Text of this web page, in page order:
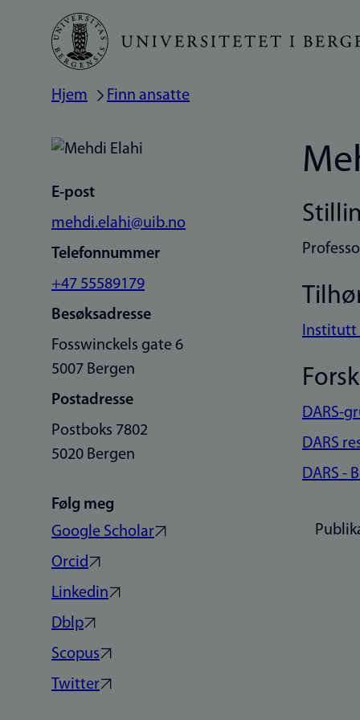
Hopp
hovedinnhold
Navigasjonssti
Hjem Finn ansatte
E-post
mehdi.elahi@uib.no
Telefonnummer
+47 55589179
Besøksadresse
Fosswinckels gate 6
5007 Bergen
Postadresse
Postboks 7802
5020 Bergen
Følg meg
Google Scholar
Orcid
Linkedin
Dblp
Scopus
Twitter
DARS-
DARS
DARS -